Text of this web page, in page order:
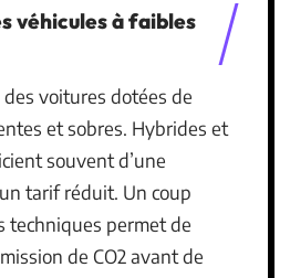
véhicules à faibles
voitures dotées de
et sobres. Hybrides et
souvent d’une
tarif réduit. Un coup
techniques permet de
de CO2 avant de